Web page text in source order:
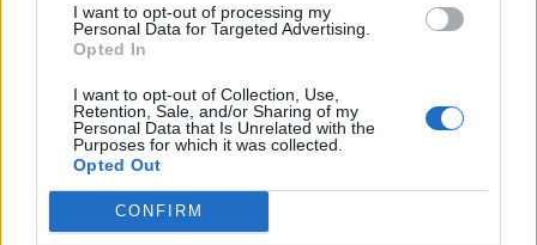
I want to opt-out of processing my
Personal Data for Targeted Advertising.
Opted In
I want to opt-out of Collection, Use,
Retention, Sale, and/or Sharing of my
Personal Data that Is Unrelated with the
Purposes for which it was collected.
Opted Out
CONFIRM